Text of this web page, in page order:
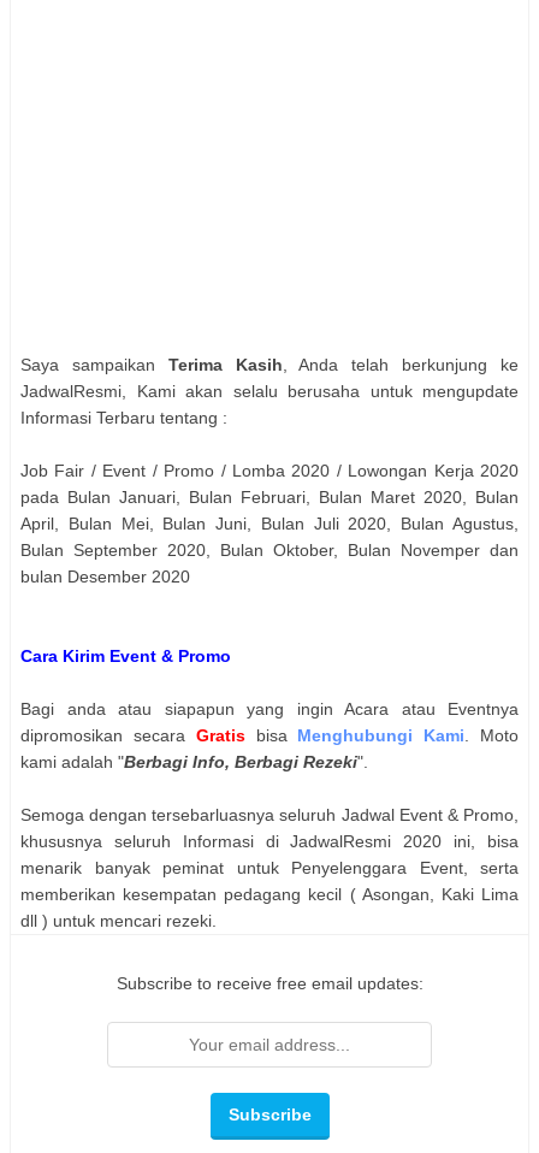
Saya sampaikan Terima Kasih , Anda telah berkunjung ke
JadwalResmi, Kami akan selalu berusaha untuk mengupdate
Informasi Terbaru tentang :
Job Fair / Event / Promo / Lomba 2020 / Lowongan Kerja 2020
pada Bulan Januari, Bulan Februari, Bulan Maret 2020, Bulan
April, Bulan Mei, Bulan Juni, Bulan Juli 2020, Bulan Agustus,
Bulan September 2020, Bulan Oktober, Bulan Novemper dan
bulan Desember 2020
Cara Kirim Event & Promo
Bagi anda atau siapapun yang ingin Acara atau Eventnya
dipromosikan secara Gratisbisa Menghubungi Kami . Moto
kami adalah "Berbagi Info, Berbagi Rezeki".
Semoga dengan tersebarluasnya seluruh Jadwal Event & Promo,
khususnya seluruh Informasi di JadwalResmi 2020 ini, bisa
menarik banyak peminat untuk Penyelenggara Event, serta
memberikan kesempatan pedagang kecil ( Asongan, Kaki Lima
dll ) untuk mencari rezeki.
Subscribe to receive free email updates: